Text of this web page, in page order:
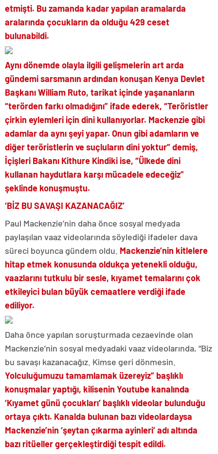
etmişti. Bu zamanda kadar yapılan aramalarda
aralarında çocukların da olduğu 429 ceset
bulunabildi.
Aynı dönemde olayla ilgili gelişmelerin art arda
gündemi sarsmanın ardından konuşan Kenya Devlet
Başkanı William Ruto, tarikat içinde yaşananların
“terörden farkı olmadığını” ifade ederek, “Teröristler
çirkin eylemleri için dini kullanıyorlar. Mackenzie gibi
adamlar da aynı şeyi yapar. Onun gibi adamların ve
diğer teröristlerin ve suçluların dini yoktur” demiş,
İçişleri Bakanı Kithure Kindiki ise, “Ülkede dini
kullanan haydutlara karşı mücadele edeceğiz”
şeklinde konuşmuştu.
‘BİZ BU SAVAŞI KAZANACAĞIZ’
Paul Mackenzie’nin daha önce sosyal medyada
paylaşılan vaaz videolarında söylediği ifadeler dava
süreci boyunca gündem oldu. Mackenzie’nin kitlelere
hitap etmek konusunda oldukça yetenekli olduğu,
vaazlarını tutkulu bir sesle, kıyamet temalarını çok
etkileyici bulan büyük cemaatlere verdiği ifade
ediliyor.
Daha önce yapılan soruşturmada cezaevinde olan
Mackenzie’nin sosyal medyadaki vaaz videolarında, “Biz
bu savaşı kazanacağız. Kimse geri dönmesin.
Yolculuğumuzu tamamlamak üzereyiz” başlıklı
konuşmalar yaptığı, kilisenin Youtube kanalında
‘Kıyamet günü çocukları’ başlıklı videolar bulunduğu
ortaya çıktı. Kanalda bulunan bazı videolardaysa
Mackenzie’nin ‘şeytan çıkarma ayinleri’ adı altında
bazı ritüeller gerçekleştirdiği tespit edildi.